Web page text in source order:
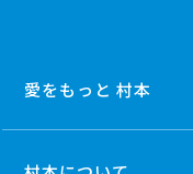
愛をもっと 村本